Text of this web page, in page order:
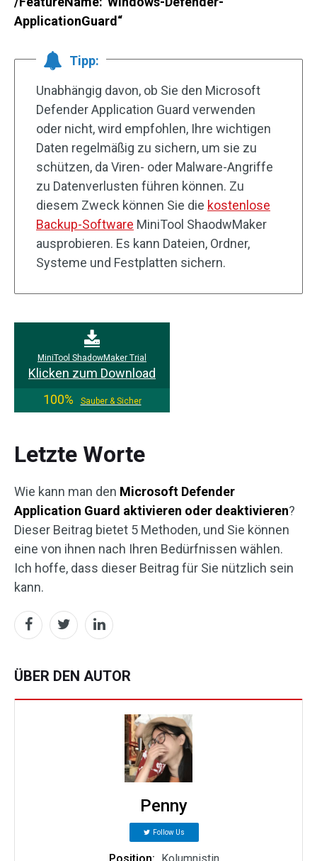
ApplicationGuard“
Tipp:
Unabhängig davon, ob Sie den Microsoft
Defender Application Guard verwenden
oder nicht, wird empfohlen, Ihre wichtigen
Daten regelmäßig zu sichern, um sie zu
schützen, da Viren- oder Malware-Angriffe
zu Datenverlusten führen können. Zu
diesem Zweck können Sie die kostenlose
Backup-Software MiniTool ShaodwMaker
ausprobieren. Es kann Dateien, Ordner,
Systeme und Festplatten sichern.
MiniTool ShadowMaker Trial
Klicken zum Download
100%
Sauber & Sicher
Letzte Worte
Wie kann man den Microsoft Defender
Application Guard aktivieren oder deaktivieren?
Dieser Beitrag bietet 5 Methoden, und Sie können
eine von ihnen nach Ihren Bedürfnissen wählen.
Ich hoffe, dass dieser Beitrag für Sie nützlich sein
kann.
ÜBER DEN AUTOR
Penny
Follow Us